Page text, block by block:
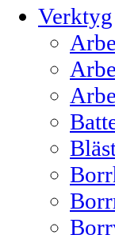
Verktyg